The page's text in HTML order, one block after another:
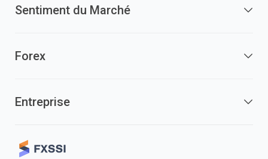
Sentiment du Marché
Forex
Entreprise